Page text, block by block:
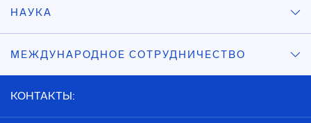
НАУКА
МЕЖДУНАРОДНОЕ СОТРУДНИЧЕСТВО
КОНТАКТЫ: